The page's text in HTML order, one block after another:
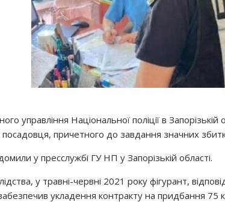
управління Національної поліції в
причетного до завдання значних
у пресслужбі ГУ НП у Запорізькій області.
у травні-червні 2021 року фігурант,
укладення контракту на придбання